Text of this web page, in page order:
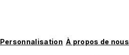
Personnalisation À propos de nous